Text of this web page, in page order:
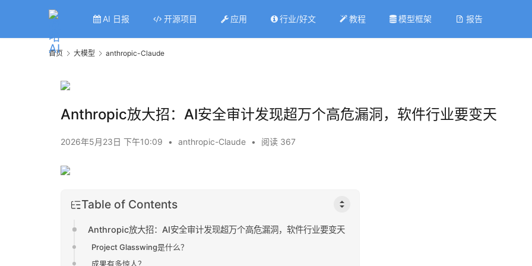
AI 日报 开源项目 应用 行业/好文 教程 模型框架 报告
首页 大模型 anthropic-Claude
Anthropic放大招：AI安全审计发现超万个高危漏洞，软件行业要变天
2026年5月23日 下午10:09 • anthropic-Claude • 阅读 367
Table of Contents
Anthropic放大招：AI安全审计发现超万个高危漏洞，软件行业要变天
Project Glasswing是什么？
成果有多惊人？